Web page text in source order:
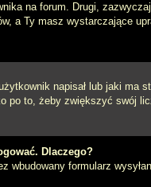
na forum. Drugi,
a Ty masz wystarczające
napisał lub jaki
to, żeby zwiększyć swój
Dlaczego?
formularz